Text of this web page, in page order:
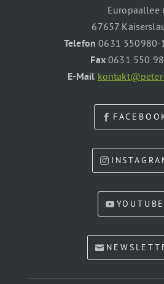
Europaallee
67657
Telefon 0631 550980-
Fax0631 550
E-Mail
YOUTUBE